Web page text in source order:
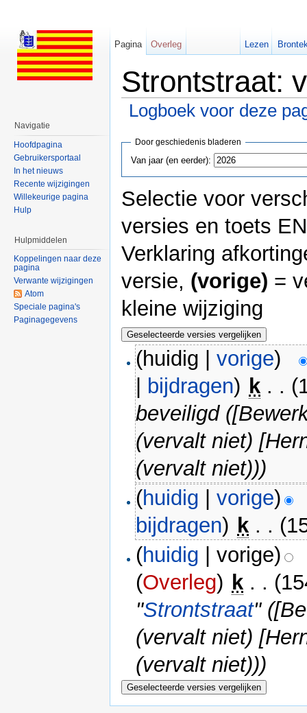
Strontstraat:
Logboek voor deze
Door geschiedenis bladeren
Van jaar (en eerder):
Selectie voor
versies en toets
Verklaring
versie, (vorige) =
kleine wijziging
(huidig |vorige)
| bijdragen) k . .
beveiligd
(vervalt niet)
(vervalt niet)))
(huidig |vorige)
bijdragen) k . .
(huidig | vorige)
(Overleg) k . .
"Strontstraat"
(vervalt niet)
(vervalt niet)))
Pagina Overleg Lezen
Navigatie
Hoofdpagina
Gebruikersportaal
In het nieuws
Recente wijzigingen
Willekeurige pagina
Hulp
Hulpmiddelen
Koppelingen naar deze
pagina
Verwante wijzigingen
Atom
Speciale pagina's
Paginagegevens